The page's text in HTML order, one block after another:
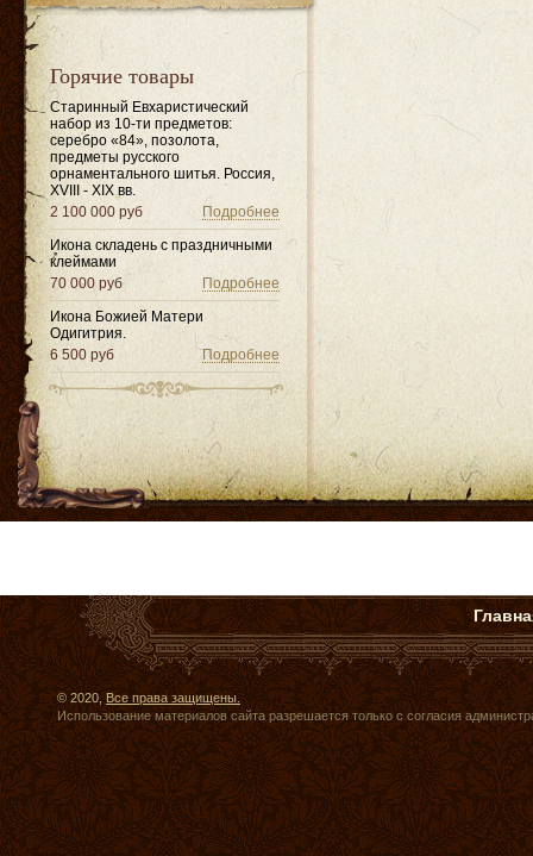
Горячие товары
Старинный Евхаристический
набор из 10-ти предметов:
серебро «84», позолота,
предметы русского
орнаментального шитья. Россия,
XVIII - XIX вв.
Подробнее
2 100 000 руб
Икона складень с праздничными
клеймами
Подробнее
70 000 руб
Икона Божией Матери
Одигитрия.
Подробнее
6 500 руб
© 2020,Все права защищены.
Использование материалов сайта разрешается только с согласия